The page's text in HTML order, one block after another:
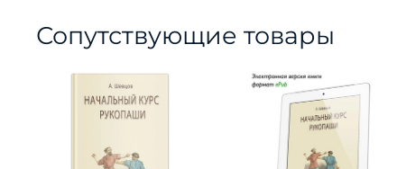
Сопутствующие товары